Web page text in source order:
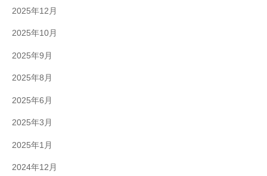
2025年12月
2025年10月
2025年9月
2025年8月
2025年6月
2025年3月
2025年1月
2024年12月